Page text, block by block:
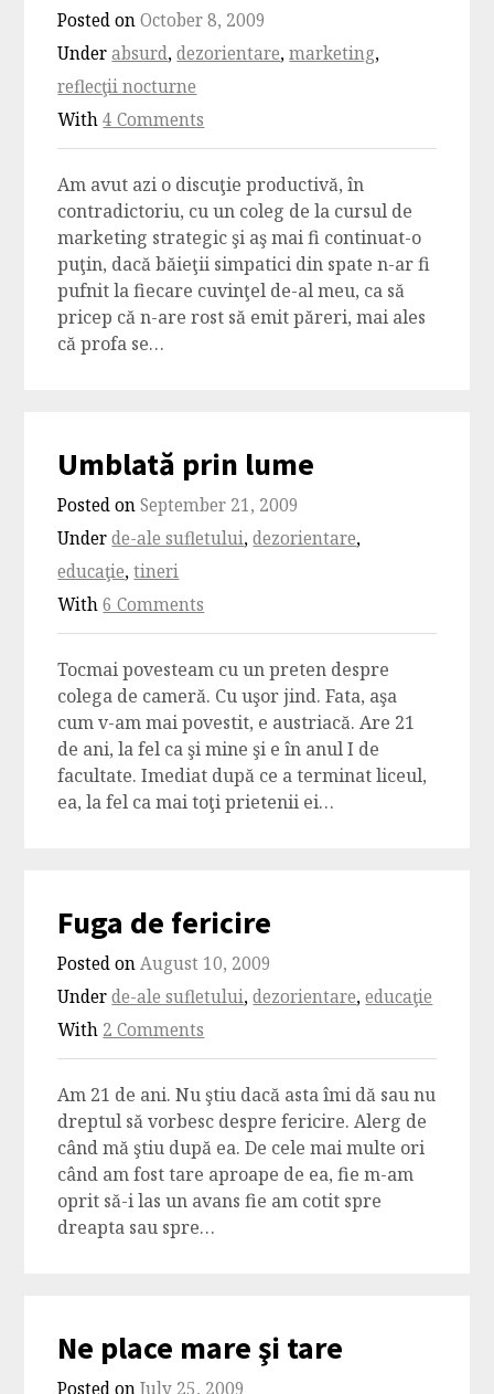
Posted onOctober 8, 2009
Underabsurd,dezorientare,marketing,
reflecţii nocturne
With4 Comments
Am avut azi o discuţie productivă, în
contradictoriu, cu un coleg de la cursul de
marketing strategic şi aş mai fi continuat-o
puţin, dacă băieţii simpatici din spate n-ar fi
pufnit la fiecare cuvinţel de-al meu, ca să
pricep că n-are rost să emit păreri, mai ales
că profa se…
Umblată prin lume
Posted onSeptember 21, 2009
Underde-ale sufletului,dezorientare,
educaţie,tineri
With6 Comments
Tocmai povesteam cu un preten despre
colega de cameră. Cu uşor jind. Fata, aşa
cum v-am mai povestit, e austriacă. Are 21
de ani, la fel ca şi mine şi e în anul I de
facultate. Imediat după ce a terminat liceul,
ea, la fel ca mai toţi prietenii ei…
Fuga de fericire
Posted onAugust 10, 2009
Underde-ale sufletului,dezorientare,educaţie
With 2 Comments
Am 21 de ani. Nu ştiu dacă asta îmi dă sau nu
dreptul să vorbesc despre fericire. Alerg de
când mă ştiu după ea. De cele mai multe ori
când am fost tare aproape de ea, fie m-am
oprit să-i las un avans fie am cotit spre
dreapta sau spre…
Ne place mare şi tare
Posted onJuly 25, 2009